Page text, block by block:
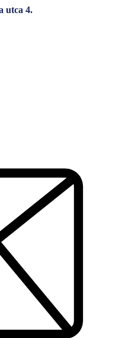
utca 4.